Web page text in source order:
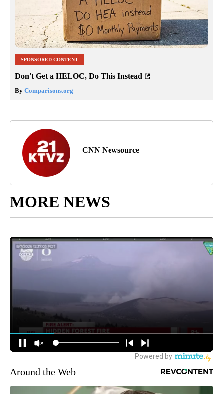
SPONSORED CONTENT
Don't Get a HELOC, Do This Instead
By Comparisons.org
CNN Newsource
MORE NEWS
Around the Web